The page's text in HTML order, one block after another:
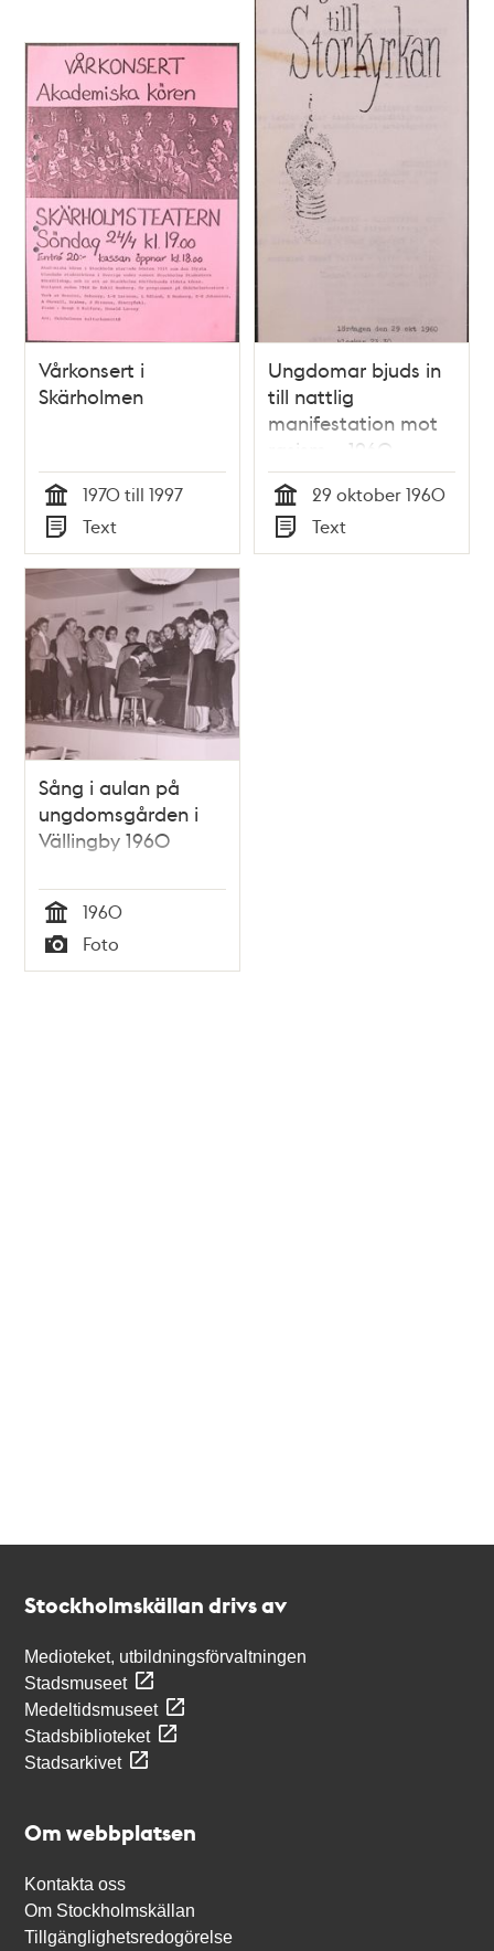
Vårkonsert i
Skärholmen
Tid
1970 till 1997
Typ
Text
Ungdomar bjuds in
till nattlig
manifestation mot
rasism – 1960
Tid
29 oktober 1960
Typ
Text
Sång i aulan på
ungdomsgården i
Vällingby 1960
Tid
1960
Typ
Foto
Stockholmskällan drivs av
Medioteket, utbildningsförvaltningen
Stadsmuseet
Medeltidsmuseet
Stadsbiblioteket
Stadsarkivet
Om webbplatsen
Kontakta oss
Om Stockholmskällan
Tillgänglighetsredogörelse